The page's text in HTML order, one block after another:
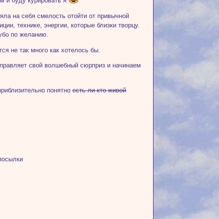
на себя смелость отойти от привычной
технике, энергии, которые близки творцу.
по желанию.
не так много как хотелось бы.
свой волшебный сюрприз и начинаем
понятноесть ли кто живой